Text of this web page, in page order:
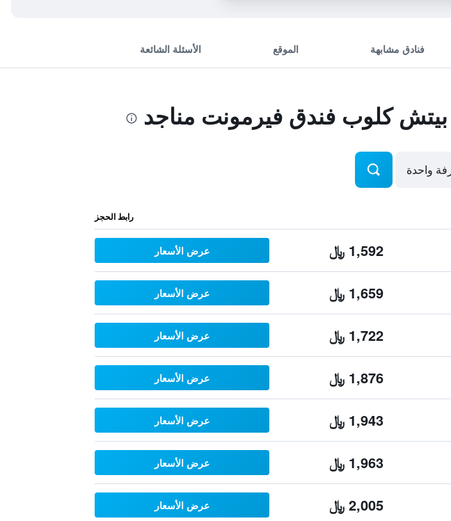
فنادق مشابهة الموقع الأسئلة الشائعة
كلوب فندق فيرمونت مناجد
رابط الحجز
1,592 ﷼ عرض الأسعار
1,659 ﷼ عرض الأسعار
1,722 ﷼ عرض الأسعار
1,876 ﷼ عرض الأسعار
1,943 ﷼ عرض الأسعار
1,963 ﷼ عرض الأسعار
2,005 ﷼ عرض الأسعار